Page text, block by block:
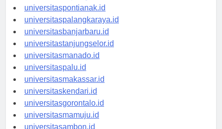
universitaskupang.id
universitaspontianak.id
universitaspalangkaraya.id
universitasbanjarbaru.id
universitastanjungselor.id
universitasmanado.id
universitaspalu.id
universitasmakassar.id
universitaskendari.id
universitasgorontalo.id
universitasmamuju.id